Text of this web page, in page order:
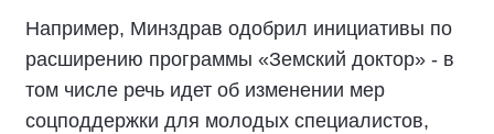
Например, Минздрав одобрил инициативы по
расширению программы «Земский доктор» - в
том числе речь идет об изменении мер
соцподдержки для молодых специалистов,